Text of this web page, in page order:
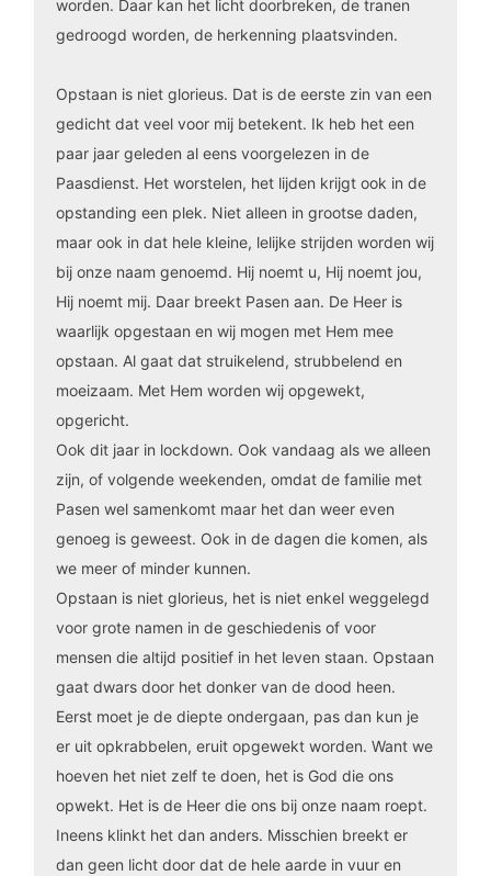
worden. Daar kan het licht doorbreken, de tranen
gedroogd worden, de herkenning plaatsvinden.
Opstaan is niet glorieus. Dat is de eerste zin van een
gedicht dat veel voor mij betekent. Ik heb het een
paar jaar geleden al eens voorgelezen in de
Paasdienst. Het worstelen, het lijden krijgt ook in de
opstanding een plek. Niet alleen in grootse daden,
maar ook in dat hele kleine, lelijke strijden worden wij
bij onze naam genoemd. Hij noemt u, Hij noemt jou,
Hij noemt mij. Daar breekt Pasen aan. De Heer is
waarlijk opgestaan en wij mogen met Hem mee
opstaan. Al gaat dat struikelend, strubbelend en
moeizaam. Met Hem worden wij opgewekt,
opgericht.
Ook dit jaar in lockdown. Ook vandaag als we alleen
zijn, of volgende weekenden, omdat de familie met
Pasen wel samenkomt maar het dan weer even
genoeg is geweest. Ook in de dagen die komen, als
we meer of minder kunnen.
Opstaan is niet glorieus, het is niet enkel weggelegd
voor grote namen in de geschiedenis of voor
mensen die altijd positief in het leven staan. Opstaan
gaat dwars door het donker van de dood heen.
Eerst moet je de diepte ondergaan, pas dan kun je
er uit opkrabbelen, eruit opgewekt worden. Want we
hoeven het niet zelf te doen, het is God die ons
opwekt. Het is de Heer die ons bij onze naam roept.
Ineens klinkt het dan anders. Misschien breekt er
dan geen licht door dat de hele aarde in vuur en